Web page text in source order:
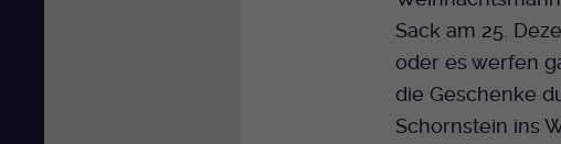
Sack am 25.
oder es werfen
die Geschenke
Schornstein ins
Zweck